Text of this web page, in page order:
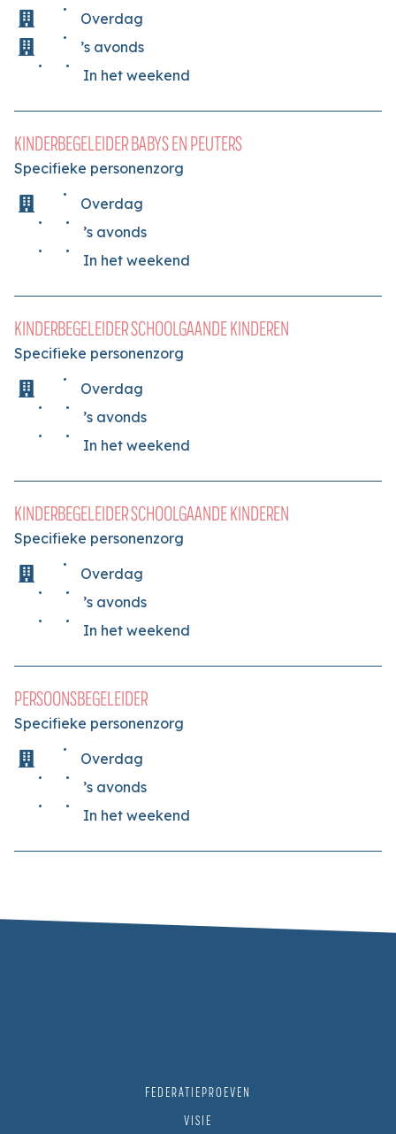
Overdag
’s avonds
In het weekend
KINDERBEGELEIDER BABYS EN PEUTERS
Specifieke personenzorg
Overdag
’s avonds
In het weekend
KINDERBEGELEIDER SCHOOLGAANDE KINDEREN
Specifieke personenzorg
Overdag
’s avonds
In het weekend
KINDERBEGELEIDER SCHOOLGAANDE KINDEREN
Specifieke personenzorg
Overdag
’s avonds
In het weekend
PERSOONSBEGELEIDER
Specifieke personenzorg
Overdag
’s avonds
In het weekend
FEDERATIEPROEVEN
VISIE